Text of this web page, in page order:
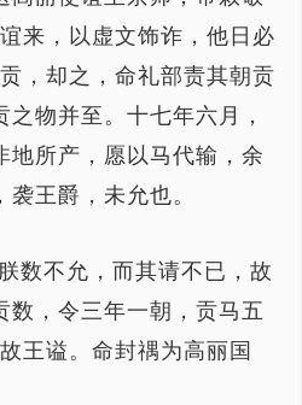
来，以虚文饰诈，他日必
，却之，命礼部责其朝贡
物并至。十七年六月，
地所产，愿以马代输，余
王爵，未允也。
数不允，而其请不已，故
数，令三年一朝，贡马五
王谥。命封禑为高丽国